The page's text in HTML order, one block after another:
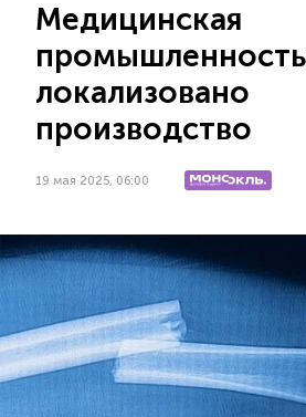
Медицинская
локализовано
производство
19 мая 2025, 06:00